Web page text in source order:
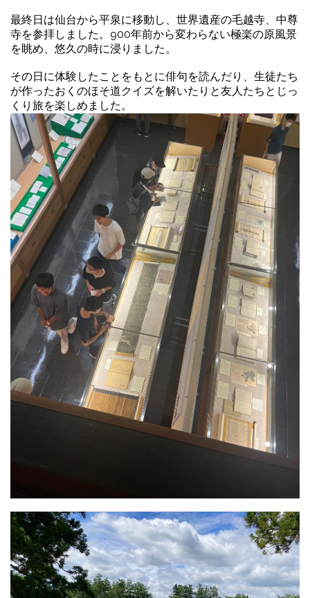
最終日は仙台から平泉に移動し、世界遺産の毛越寺、中尊
寺を参拝しました。 900年前から変わらない極楽の原風景
を眺め、悠久の時に浸りました。
その日に体験したことをもとに俳句を読んだり、生徒たち
が作ったおくのほそ道クイズを解いたりと友人たちとじっ
くり旅を楽しめました。